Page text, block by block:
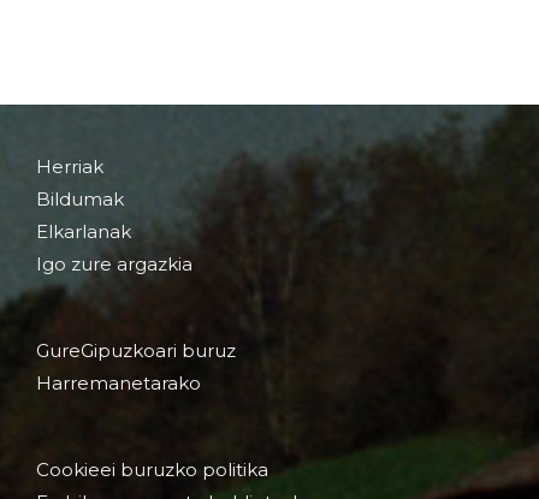
Herriak
Bildumak
Elkarlanak
Igo zure argazkia
GureGipuzkoari buruz
Harremanetarako
Cookieei buruzko politika